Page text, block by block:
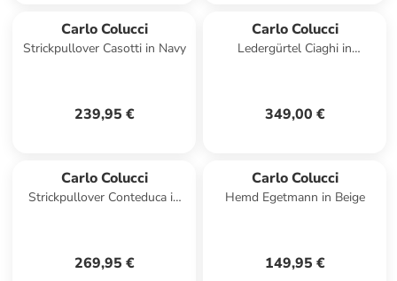
Carlo Colucci
Strickpullover Casotti in Navy
239,95 €
Carlo Colucci
Ledergürtel Ciaghi in
349,00 €
Carlo Colucci
Strickpullover Conteduca in
269,95 €
Carlo Colucci
Hemd Egetmann in Beige
149,95 €